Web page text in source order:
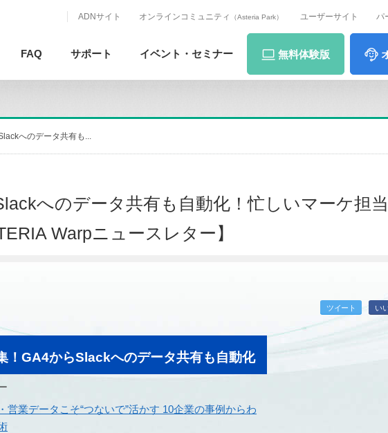
ADNサイト オンラインコミュニティ （Asteria Park） ユーザーサイト パ
FAQ サポート イベント・ セミナー 無料体験版
へのデータ共有も...
へのデータ共有も自動化！忙しいマーケ担
Warpニュースレター】
ツイート い
！GA4からSlackへのデータ共有も自動化
営業データこそ“つないで”活かす 10企業の事例からわ